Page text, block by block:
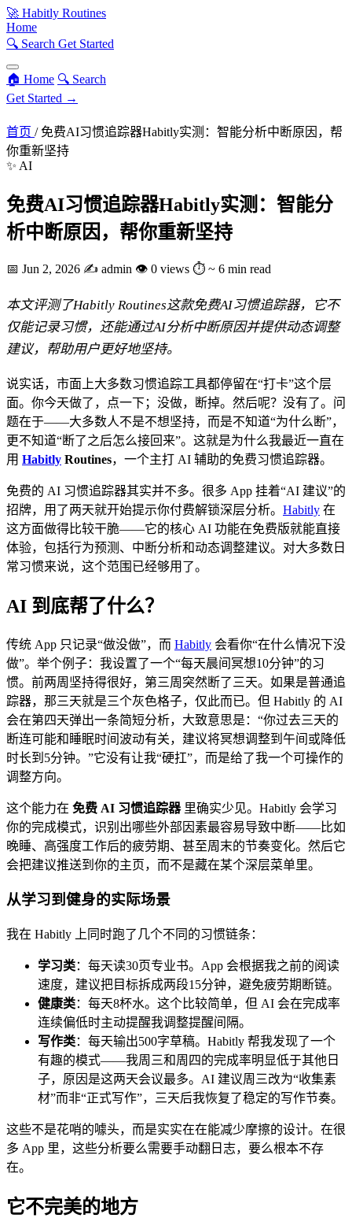
🚀 Habitly Routines
Home
🔍 Search Get Started
🏠 Home 🔍 Search
Get Started →
首页 / 免费AI习惯追踪器Habitly实测：智能分析中断原因，帮
你重新坚持
✨ AI
免费AI习惯追踪器Habitly实测：智能分
析中断原因，帮你重新坚持
📅 Jun 2, 2026 ✍️ admin 👁 0 views ⏱ ~ 6 min read
本文评测了Habitly Routines这款免费AI习惯追踪器，它不
仅能记录习惯，还能通过AI分析中断原因并提供动态调整
建议，帮助用户更好地坚持。
说实话，市面上大多数习惯追踪工具都停留在“打卡”这个层
面。你今天做了，点一下；没做，断掉。然后呢？没有了。问
题在于——大多数人不是不想坚持，而是不知道“为什么断”，
更不知道“断了之后怎么接回来”。这就是为什么我最近一直在
用 Habitly Routines，一个主打 AI 辅助的免费习惯追踪器。
免费的 AI 习惯追踪器其实并不多。很多 App 挂着“AI 建议”的
招牌，用了两天就开始提示你付费解锁深层分析。 Habitly 在
这方面做得比较干脆——它的核心 AI 功能在免费版就能直接
体验，包括行为预测、中断分析和动态调整建议。对大多数日
常习惯来说，这个范围已经够用了。
AI 到底帮了什么？
传统 App 只记录“做没做”，而 Habitly 会看你“在什么情况下没
做”。举个例子：我设置了一个“每天晨间冥想10分钟”的习
惯。前两周坚持得很好，第三周突然断了三天。如果是普通追
踪器，那三天就是三个灰色格子，仅此而已。但 Habitly 的 AI
会在第四天弹出一条简短分析，大致意思是：“你过去三天的
断连可能和睡眠时间波动有关，建议将冥想调整到午间或降低
时长到5分钟。”它没有让我“硬扛”，而是给了我一个可操作的
调整方向。
这个能力在 免费 AI 习惯追踪器里确实少见。Habitly 会学习
你的完成模式，识别出哪些外部因素最容易导致中断——比如
晚睡、高强度工作后的疲劳期、甚至周末的节奏变化。然后它
会把建议推送到你的主页，而不是藏在某个深层菜单里。
从学习到健身的实际场景
我在 Habitly 上同时跑了几个不同的习惯链条：
学习类：每天读30页专业书。App 会根据我之前的阅读
速度，建议把目标拆成两段15分钟，避免疲劳期断链。
健康类：每天8杯水。这个比较简单，但 AI 会在完成率
连续偏低时主动提醒我调整提醒间隔。
写作类：每天输出500字草稿。Habitly 帮我发现了一个
有趣的模式——我周三和周四的完成率明显低于其他日
子，原因是这两天会议最多。AI 建议周三改为“收集素
材”而非“正式写作”，三天后我恢复了稳定的写作节奏。
这些不是花哨的噱头，而是实实在在能减少摩擦的设计。在很
多 App 里，这些分析要么需要手动翻日志，要么根本不存
在。
它不完美的地方